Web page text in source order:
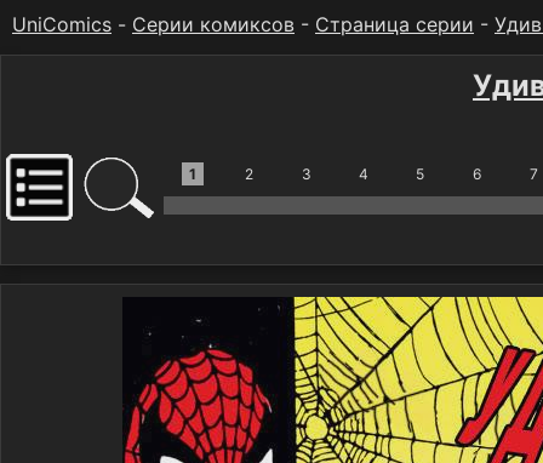
UniComics - Серии комиксов - Страница серии -
1 2 3 4 5 6 7